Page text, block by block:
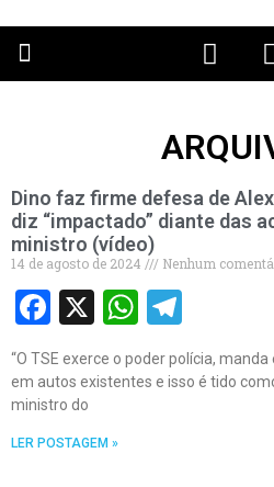
Dino faz firme defesa de
diz “impactado” diante das
ministro (vídeo)
14 de agosto de 2024 Nenhum
Facebook
X
“O TSE exerce o poder polícia,
em autos existentes e isso é tido
ministro do
LER POSTAGEM »